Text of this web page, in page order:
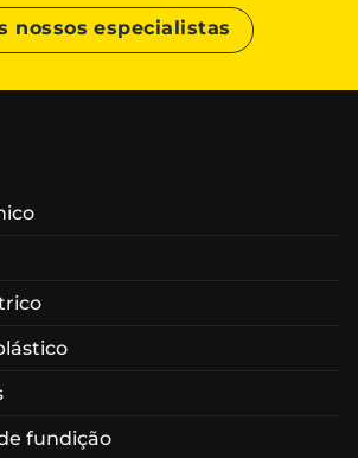
nossos especialistas
fundição